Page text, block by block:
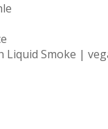
Smoke |